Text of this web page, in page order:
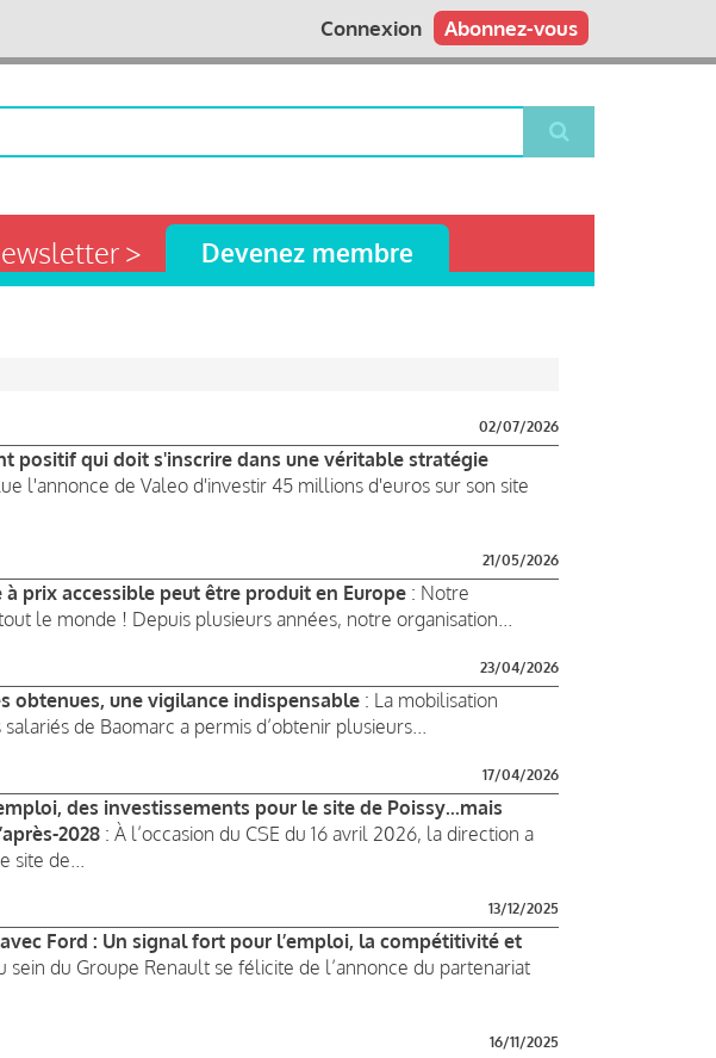
Abonnez-vous
Connexion
> Devenez membre
02/07/2026
positif qui doit s'inscrire dans une véritable stratégie
l'annonce de Valeo d'investir 45 millions d'euros sur son site
21/05/2026
prix accessible peut être produit en Europe : Notre
le monde ! Depuis plusieurs années, notre organisation...
23/04/2026
obtenues, une vigilance indispensable : La mobilisation
de Baomarc a permis d’obtenir plusieurs...
17/04/2026
des investissements pour le site de Poissy...mais
2028 : À l’occasion du CSE du 16 avril 2026, la direction a
de...
13/12/2025
Ford : Un signal fort pour l’emploi, la compétitivité et
sein du Groupe Renault se félicite de l’annonce du partenariat
16/11/2025